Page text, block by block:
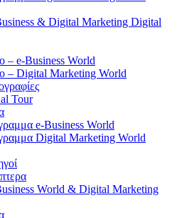
& Digital Marketing Digital
– e-Business World
– Digital Marketing World
Tour
e-Business World
Digital Marketing World
World & Digital Marketing